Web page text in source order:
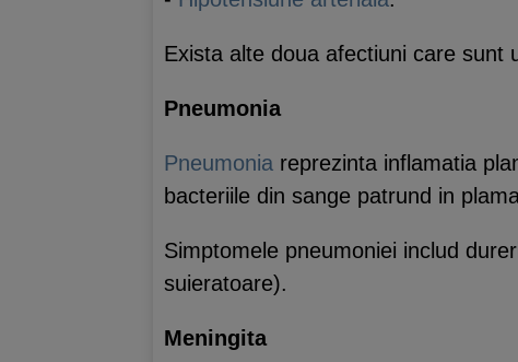
Exista alte doua afectiuni care sunt
Pneumonia
Pneumonia reprezinta inflamatia
bacteriile din sange patrund in
Simptomele pneumoniei includ
suieratoare).
Meningita